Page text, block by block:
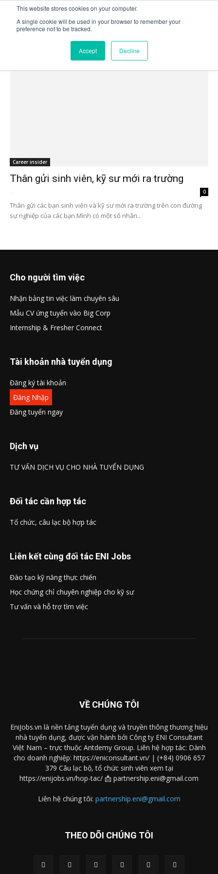
This website stores cookies on your computer.
A single cookie will be used in your browser to remember your
preference not to be tracked.
Accept Decline
Tag: Thân gửi sinh viên
Career insider
Thân gửi sinh viên, kỹ sư mới ra trường
- 0
Thân gửi các bạn sinh viên và kỹ sư mới ra trường trên con đường
sự nghiệp của các bạn Mình có một số nhắn...
Cho người tìm việc
Nhận bảng tin việc làm chuyên sâu
Mẫu CV ứng tuyển vào Big Corp
Internship & Fresher Connect
Tài khoản nhà tuyển dụng
Đăng ký tài khoản
Đăng Nhập
Đăng tuyển ngay
Dịch vụ
TƯ VẤN DỊCH VỤ CHO NHÀ TUYỂN DỤNG
Đối tác cần hợp tác
Tổ chức, câu lạc bộ hợp tác
Liên kết cùng đối tác ENI Jobs
Đào tạo kỹ năng thực chiến
Học chứng chỉ chuyên nghiệp cho kỹ sư
Tư vấn và hỗ trợ tìm việc
VỀ CHÚNG TÔI
EniJobs.vn là nền tảng tuyển dụng và truyền thông thương hiệu
nhà tuyển dụng, được vận hành bởi Công ty ENI Consultant
Việt Nam – trực thuộc Antdemy Group. Liên hệ hợp tác: Dành
cho doanh nghiệp: https://eniconsultant.vn/ | (+84) 0906 657
379 Câu lạc bộ, tổ chức sinh viên xem tại
https://enijobs.vn/hop-tac/ 📩 partnership.eni@gmail.com
Liên hệ chúng tôi: partnership.eni@gmail.com
THEO DÕI CHÚNG TÔI